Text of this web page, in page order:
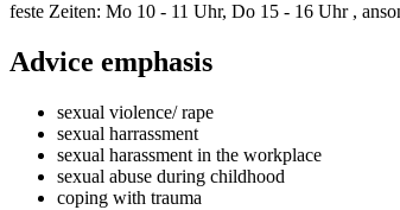
feste Zeiten: Mo 10 - 11 Uhr, Do 15 - 16 Uhr ,
Advice emphasis
sexual violence/ rape
sexual harrassment
sexual harassment in the workplace
sexual abuse during childhood
coping with trauma